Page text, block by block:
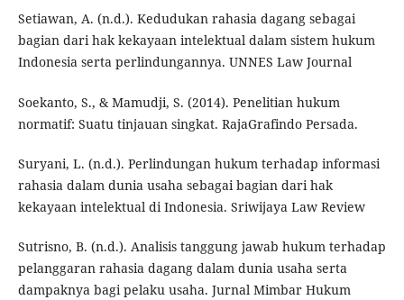
Setiawan, A. (n.d.). Kedudukan rahasia dagang sebagai
bagian dari hak kekayaan intelektual dalam sistem hukum
Indonesia serta perlindungannya. UNNES Law Journal
Soekanto, S., & Mamudji, S. (2014). Penelitian hukum
normatif: Suatu tinjauan singkat. RajaGrafindo Persada.
Suryani, L. (n.d.). Perlindungan hukum terhadap informasi
rahasia dalam dunia usaha sebagai bagian dari hak
kekayaan intelektual di Indonesia. Sriwijaya Law Review
Sutrisno, B. (n.d.). Analisis tanggung jawab hukum terhadap
pelanggaran rahasia dagang dalam dunia usaha serta
dampaknya bagi pelaku usaha. Jurnal Mimbar Hukum